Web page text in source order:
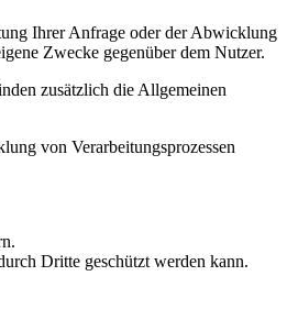
Ihrer Anfrage oder der Abwicklung
Zwecke gegenüber dem Nutzer.
zusätzlich die Allgemeinen
von Verarbeitungsprozessen
Dritte geschützt werden kann.